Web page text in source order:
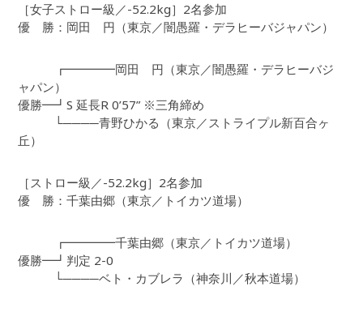
［女子ストロー級／-52.2kg］2名参加
優 勝：岡田 円（東京／闇愚羅・デラヒーバジャパン）
┏━━━━岡田 円（東京／闇愚羅・デラヒーバジ
ャパン）
優勝━┛S 延長R 0’57” ※三角締め
└────青野ひかる（東京／ストライプル新百合ヶ
丘）
［ストロー級／-52.2kg］2名参加
優 勝：千葉由郷（東京／トイカツ道場）
┏━━━━千葉由郷（東京／トイカツ道場）
優勝━┛判定 2-0
└────ベト・カブレラ（神奈川／秋本道場）